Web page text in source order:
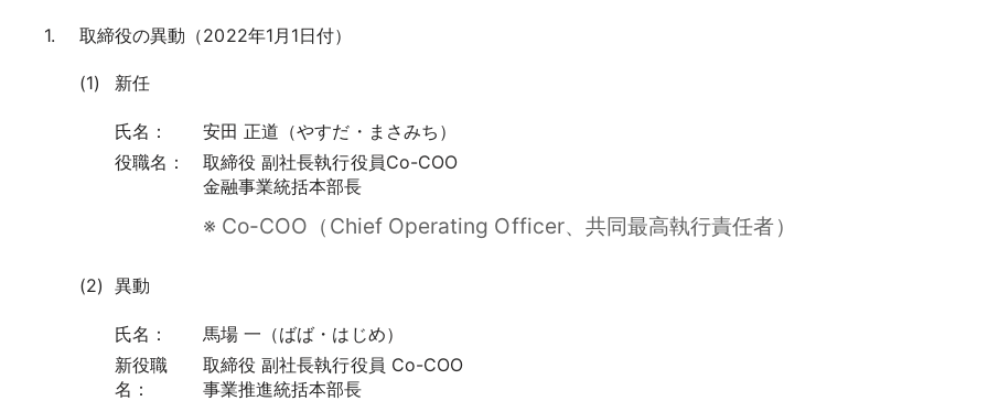
取締役の異動（2022年1月1日付）
新任
氏名：
安田 正道（やすだ・まさみち）
役職名：
取締役 副社長執行役員Co-COO
金融事業統括本部長
※ Co-COO（Chief Operating Officer、共同最高執行責任者）
異動
氏名：
馬場 一（ばば・はじめ）
新役職
名：
取締役 副社長執行役員 Co-COO
事業推進統括本部長